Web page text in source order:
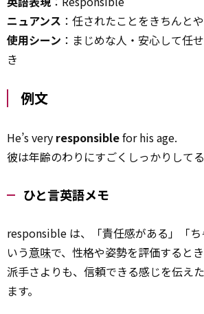
ニュアンス ：任されたことをきちんと
使用シーン ：まじめな人・安心して任
き
例文
He’s very responsiblefor his age.
彼は年齢のわりにすごくしっかりしてる
ひと言英語メモ
responsible は、「責任感がある」「
いう意味で、性格や姿勢を評価するとき
派手さよりも、信頼できる感じを伝え
ます。